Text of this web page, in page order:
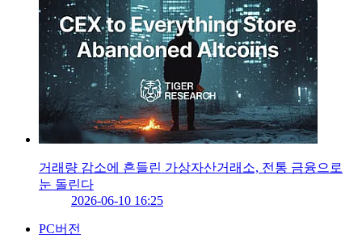
거래량 감소에 흔들린 가상자산거래소, 전통 금융으로
눈 돌린다
2026-06-10 16:25
PC버전